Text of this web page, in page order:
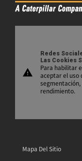
warning
Redes
Las Cookies
Para habilitar
aceptar el uso
segmentación,
rendimiento.
Mapa Del Sitio